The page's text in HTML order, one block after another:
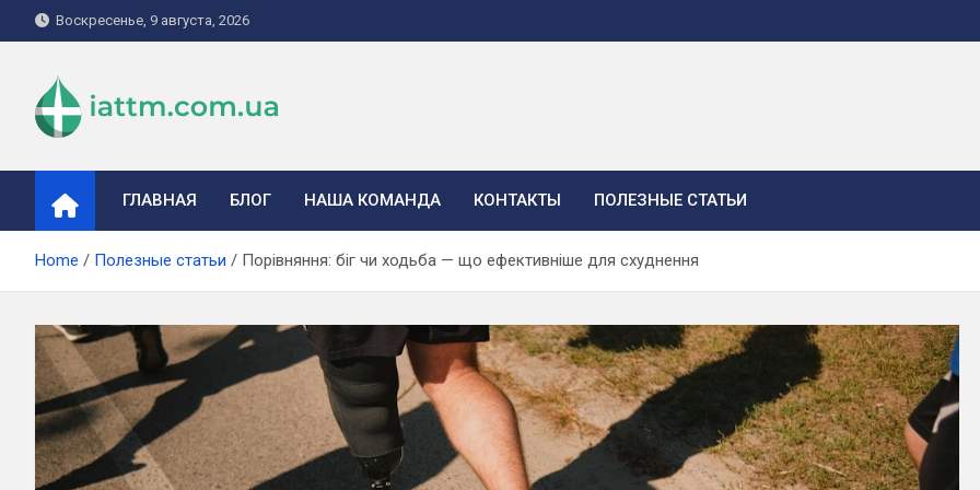
to
Воскресенье, 9 августа, 2026
iattm.com.ua
ГЛАВНАЯ БЛОГ НАША КОМАНДА КОНТАКТЫ ПОЛЕЗНЫЕ СТАТЬИ
Home Полезные статьи Порівняння: біг чи ходьба — що ефективніше для схуднення